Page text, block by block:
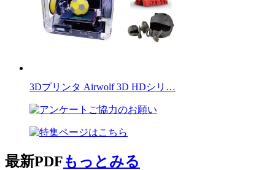
3Dプリンタ Airwolf 3D HDシリ…
最新PDFもっとみる